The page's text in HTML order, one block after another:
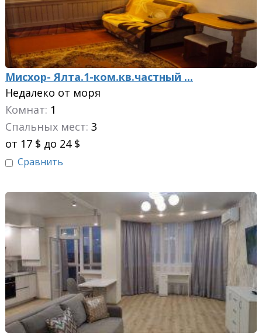
Мисхор- Ялта.1-ком.кв.частный ...
Недалеко от моря
Комнат: 1
Спальных мест: 3
от 17 $ до 24 $
Сравнить